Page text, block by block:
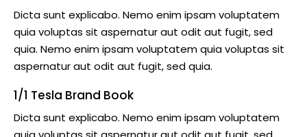
Dicta sunt explicabo. Nemo enim ipsam voluptatem
quia voluptas sit aspernatur aut odit aut fugit, sed
quia. Nemo enim ipsam voluptatem quia voluptas sit
aspernatur aut odit aut fugit, sed quia.
1/1 Tesla Brand Book
Dicta sunt explicabo. Nemo enim ipsam voluptatem